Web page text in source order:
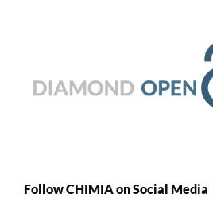
Follow CHIMIA on Social Media